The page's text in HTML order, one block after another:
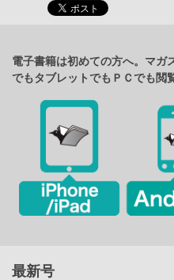
電子書籍は初めての方へ。マガ
でもタブレットでもＰＣでも閲
最新号